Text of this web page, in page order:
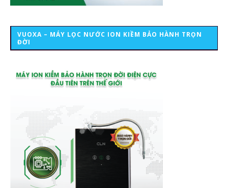
VUOXA – MÁY LỌC NƯỚC ION KIỀM BẢO HÀNH TRỌN
ĐỜI